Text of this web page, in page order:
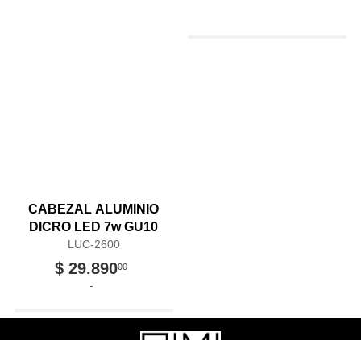
CABEZAL ALUMINIO
DICRO LED 7w GU10
LUC-2600
$ 29.89000